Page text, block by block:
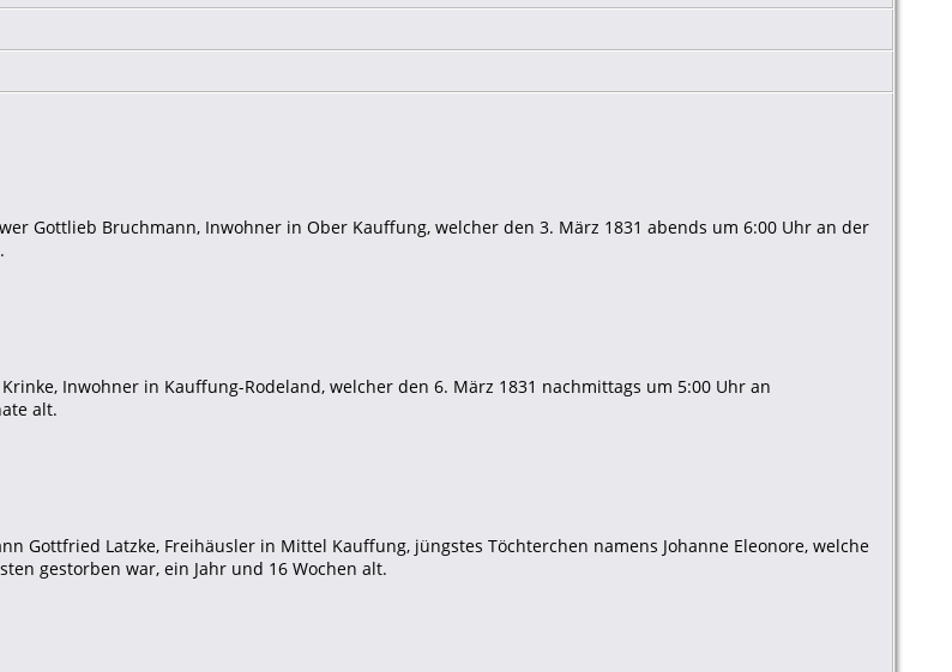
Gottlieb Bruchmann, Inwohner in Ober Kauffung, welcher den 3. März 1831 abends um 6:00 Uhr an der
Inwohner in Kauffung-Rodeland, welcher den 6. März 1831 nachmittags um 5:00 Uhr an
alt.
Gottfried Latzke, Freihäusler in Mittel Kauffung, jüngstes Töchterchen namens Johanne Eleonore, welche
gestorben war, ein Jahr und 16 Wochen alt.